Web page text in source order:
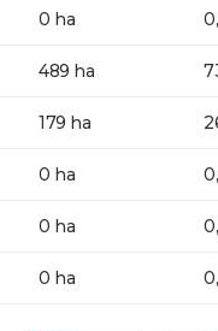
0 ha
489 ha
179 ha
0 ha
0 ha
0 ha